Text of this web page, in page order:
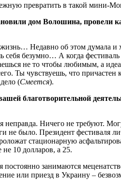
превратить в такой мини-
дом Волошина, провели
Недавно об этом думала и
себя безумно… А когда
не то чтобы любимым, а
Ты чувствуешь, что
(Смеется).
благотворительной
неправда. Ничего не требуют.
не было. Президент фестиваля
стационарную
не 10 долларов, а 25.
постоянно занимаются
или приезд в Украину –